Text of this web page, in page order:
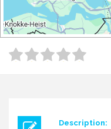
Description: